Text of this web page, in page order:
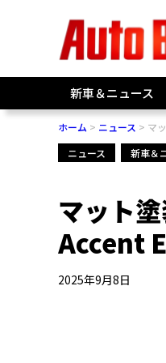
新車＆ニュース
ホーム ニュース
マ
ニュース
新車＆
マット
Accent
2025年9月8日